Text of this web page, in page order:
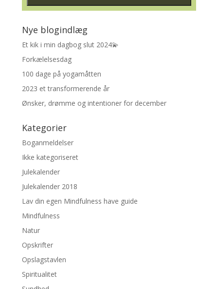
Nye blogindlæg
Et kik i min dagbog slut 2024💫
Forkælelsesdag
100 dage på yogamåtten
2023 et transformerende år
Ønsker, drømme og intentioner for december
Kategorier
Boganmeldelser
Ikke kategoriseret
Julekalender
Julekalender 2018
Lav din egen Mindfulness have guide
Mindfulness
Natur
Opskrifter
Opslagstavlen
Spiritualitet